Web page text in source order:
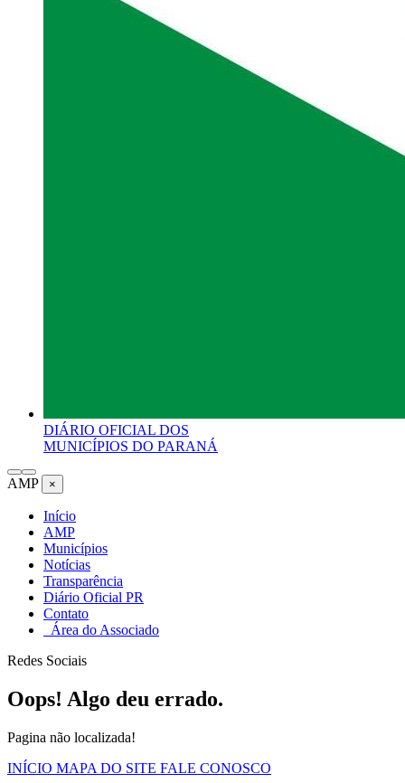
DIÁRIO OFICIAL DOS
MUNICÍPIOS DO PARANÁ
AMP ×
Início
AMP
Municípios
Notícias
Transparência
Diário Oficial PR
Contato
Área do Associado
Redes Sociais
Oops! Algo deu errado.
Pagina não localizada!
INÍCIO MAPA DO SITE FALE CONOSCO